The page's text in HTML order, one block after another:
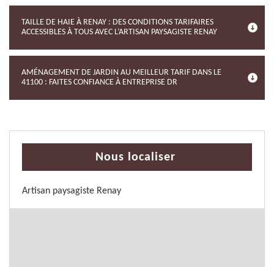
TAILLE DE HAIE À RENAY : DES CONDITIONS TARIFAIRES
ACCESSIBLES À TOUS AVEC L’ARTISAN PAYSAGISTE RENAY
AMÉNAGEMENT DE JARDIN AU MEILLEUR TARIF DANS LE
41100 : FAITES CONFIANCE À ENTREPRISE DR
Nous localiser
Artisan paysagiste Renay